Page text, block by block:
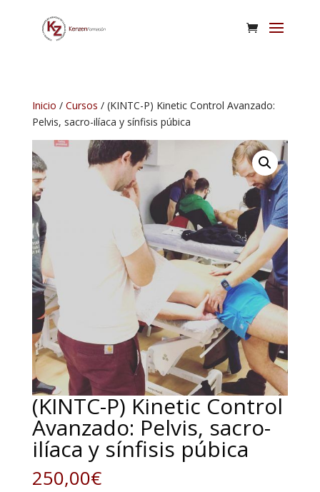
Inicio / Cursos / (KINTC-P) Kinetic Control Avanzado:
Pelvis, sacro-ilíaca y sínfisis púbica
(KINTC-P) Kinetic Control
Avanzado: Pelvis, sacro-
ilíaca y sínfisis púbica
250,00€